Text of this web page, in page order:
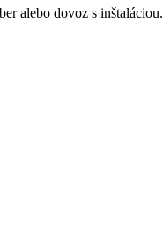
alebo dovoz s inštaláciou.